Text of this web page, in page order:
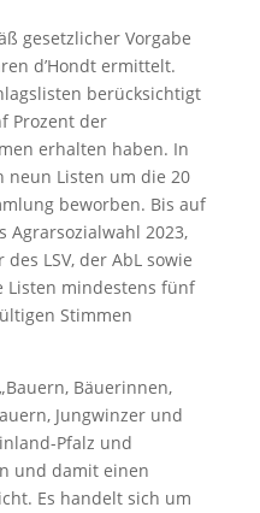
gesetzlicher Vorgabe
d’Hondt ermittelt.
berücksichtigt
Prozent der
erhalten haben. In
neun Listen um die 20
beworben. Bis auf
Agrarsozialwahl 2023,
LSV, der AbL sowie
Listen mindestens fünf
Stimmen
Bäuerinnen,
Jungwinzer und
Pfalz und
und damit einen
Es handelt sich um